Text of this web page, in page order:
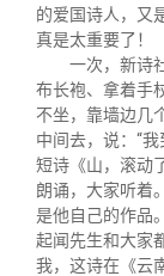
的爱国诗人，又
真是太重要了！
一次，新诗
布长袍、拿着手
不坐，靠墙边几
中间去，说：“
短诗《山，滚动
朗诵，大家听着
是他自己的作品
起闻先生和大家
我，这诗在《云